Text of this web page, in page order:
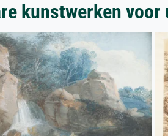
kunstwerken voor